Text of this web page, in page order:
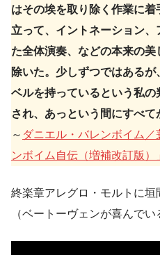
はその埃を取り除く作業に
立って、イントネーション
た全体演奏、などの本来の
除いた。少しずつではある
ベルを持っているという私
され、あっという間にすべて
～ ダニエル・バレンボイム
ンボイム自伝（増補改訂版）
終楽章アレグロ・モルトに垣
（ベートーヴェンが喜んでい